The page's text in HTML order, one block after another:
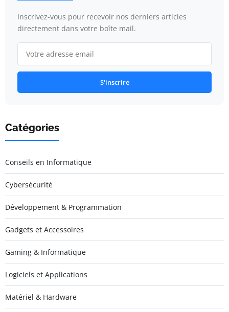
Inscrivez-vous pour recevoir nos derniers articles
directement dans votre boîte mail.
S'inscrire
Catégories
Conseils en Informatique
Cybersécurité
Développement & Programmation
Gadgets et Accessoires
Gaming & Informatique
Logiciels et Applications
Matériel & Hardware